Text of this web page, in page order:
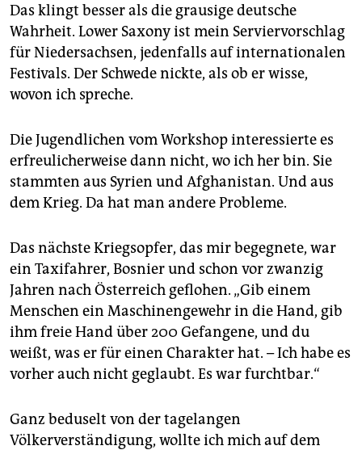
Das klingt besser als die grausige deutsche
Wahrheit. Lower Saxony ist mein Serviervorschlag
für Niedersachsen, jedenfalls auf internationalen
Festivals. Der Schwede nickte, als ob er wisse,
wovon ich spreche.
Die Jugendlichen vom Workshop interessierte es
erfreulicherweise dann nicht, wo ich her bin. Sie
stammten aus Syrien und Afghanistan. Und aus
dem Krieg. Da hat man andere Probleme.
Das nächste Kriegsopfer, das mir begegnete, war
ein Taxifahrer, Bosnier und schon vor zwanzig
Jahren nach Österreich geflohen. „Gib einem
Menschen ein Maschinengewehr in die Hand, gib
ihm freie Hand über 200 Gefangene, und du
weißt, was er für einen Charakter hat. – Ich habe es
vorher auch nicht geglaubt. Es war furchtbar.“
Ganz beduselt von der tagelangen
Völkerverständigung, wollte ich mich auf dem